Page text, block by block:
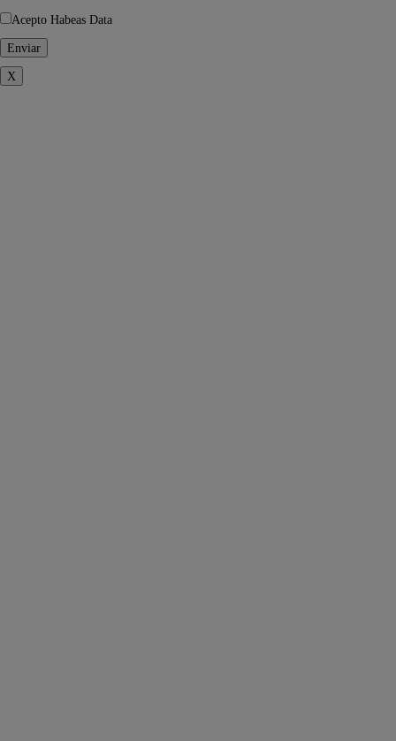
Acepto Habeas Data
X